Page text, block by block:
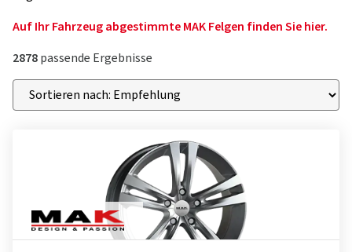
Auf Ihr Fahrzeug abgestimmte MAK Felgen finden Sie hier.
2878passende Ergebnisse